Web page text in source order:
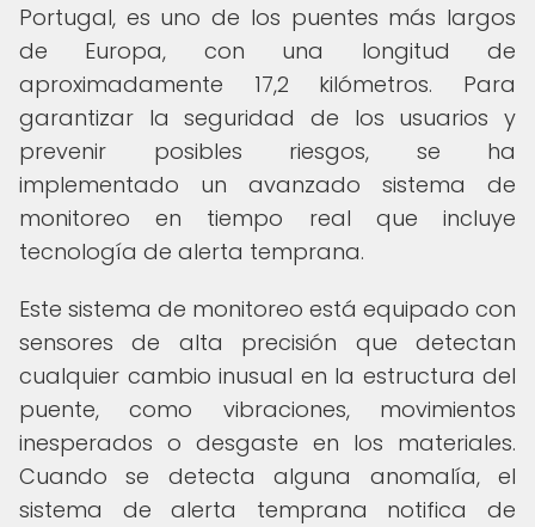
Portugal, es uno de los puentes más largos
de Europa, con una longitud de
aproximadamente 17,2 kilómetros. Para
garantizar la seguridad de los usuarios y
prevenir posibles riesgos, se ha
implementado un avanzado sistema de
monitoreo en tiempo real que incluye
tecnología de alerta temprana.
Este sistema de monitoreo está equipado con
sensores de alta precisión que detectan
cualquier cambio inusual en la estructura del
puente, como vibraciones, movimientos
inesperados o desgaste en los materiales.
Cuando se detecta alguna anomalía, el
sistema de alerta temprana notifica de